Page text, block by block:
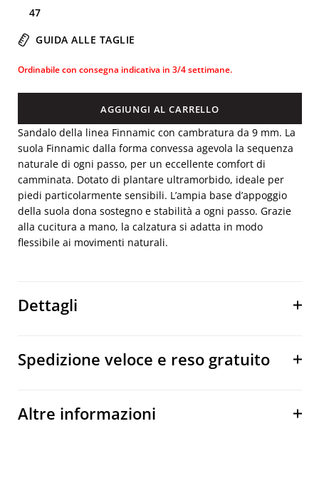
47
GUIDA ALLE TAGLIE
Ordinabile con consegna indicativa in 3/4 settimane.
AGGIUNGI AL CARRELLO
Sandalo della linea Finnamic con cambratura da 9 mm. La
suola Finnamic dalla forma convessa agevola la sequenza
naturale di ogni passo, per un eccellente comfort di
camminata. Dotato di plantare ultramorbido, ideale per
piedi particolarmente sensibili. L’ampia base d’appoggio
della suola dona sostegno e stabilità a ogni passo. Grazie
alla cucitura a mano, la calzatura si adatta in modo
flessibile ai movimenti naturali.
Dettagli
Spedizione veloce e reso gratuito
Altre informazioni